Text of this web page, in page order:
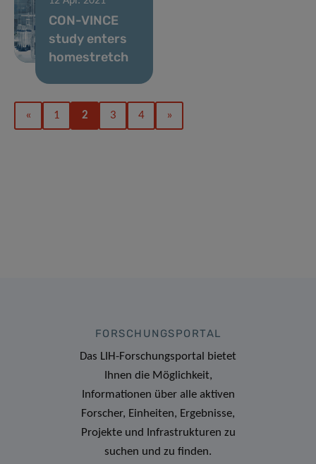
CON-VINCE
study enters
homestretch
« 1 2 3 4 »
FORSCHUNGSPORTAL
Das LIH-Forschungsportal bietet
Ihnen die Möglichkeit,
Informationen über alle aktiven
Forscher, Einheiten, Ergebnisse,
Projekte und Infrastrukturen zu
suchen und zu finden.